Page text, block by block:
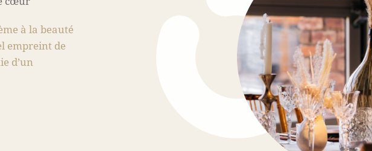
à la beauté
empreint de
d’un